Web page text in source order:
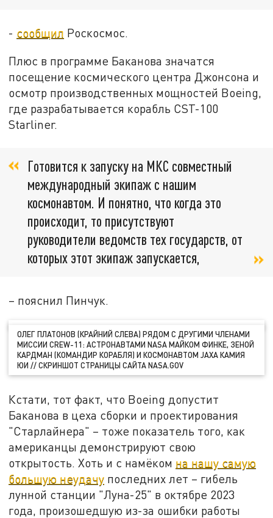
- сообщил Роскосмос.
Плюс в программе Баканова значатся
посещение космического центра Джонсона и
осмотр производственных мощностей Boeing,
где разрабатывается корабль CST-100
Starliner.
Готовится к запуску на МКС совместный
международный экипаж с нашим
космонавтом. И понятно, что когда это
происходит, то присутствуют
руководители ведомств тех государств, от
которых этот экипаж запускается,
– пояснил Пинчук.
ОЛЕГ ПЛАТОНОВ (КРАЙНИЙ СЛЕВА) РЯДОМ С ДРУГИМИ ЧЛЕНАМИ
МИССИИ CREW-11: АСТРОНАВТАМИ NASA МАЙКОМ ФИНКЕ, ЗЕНОЙ
КАРДМАН (КОМАНДИР КОРАБЛЯ) И КОСМОНАВТОМ JAXA КАМИЯ
ЮИ // СКРИНШОТ СТРАНИЦЫ САЙТА NASA.GOV
Кстати, тот факт, что Boeing допустит
Баканова в цеха сборки и проектирования
"Старлайнера" – тоже показатель того, как
американцы демонстрируют свою
открытость. Хоть и с намёком на нашу самую
большую неудачу последних лет – гибель
лунной станции "Луна-25" в октябре 2023
года, произошедшую из-за ошибки работы